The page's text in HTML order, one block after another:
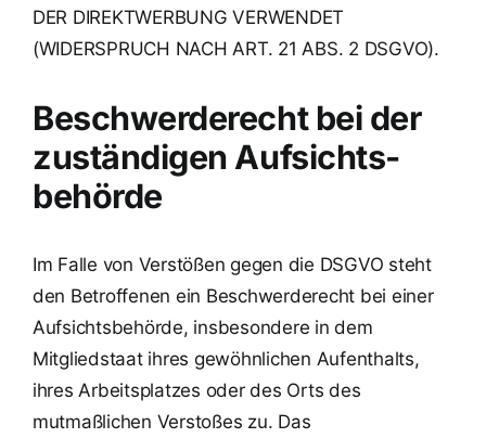
DER DIREKTWERBUNG VERWENDET
(WIDERSPRUCH NACH ART. 21 ABS. 2 DSGVO).
Beschwerde­recht bei der
zuständigen Aufsichts­
behörde
Im Falle von Verstößen gegen die DSGVO steht
den Betroffenen ein Beschwerderecht bei einer
Aufsichtsbehörde, insbesondere in dem
Mitgliedstaat ihres gewöhnlichen Aufenthalts,
ihres Arbeitsplatzes oder des Orts des
mutmaßlichen Verstoßes zu. Das